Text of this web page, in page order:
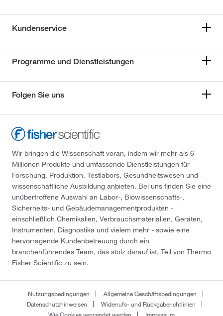
Kundenservice
Programme und Dienstleistungen
Folgen Sie uns
Wir bringen die Wissenschaft voran, indem wir mehr als 6
Millionen Produkte und umfassende Dienstleistungen für
Forschung, Produktion, Testlabors, Gesundheitswesen und
wissenschaftliche Ausbildung anbieten. Bei uns finden Sie eine
unübertroffene Auswahl an Labor-, Biowissenschafts-,
Sicherheits- und Gebäudemanagementprodukten -
einschließlich Chemikalien, Verbrauchsmaterialien, Geräten,
Instrumenten, Diagnostika und vielem mehr - sowie eine
hervorragende Kundenbetreuung durch ein
branchenführendes Team, das stolz darauf ist, Teil von Thermo
Fisher Scientific zu sein.
Nutzungsbedingungen
Allgemeine Geschäftsbedingungen
Datenschutzhinweisen
Widerrufs- und Rückgaberichtlinien
Wie Cookies verwendet werden
Impressum